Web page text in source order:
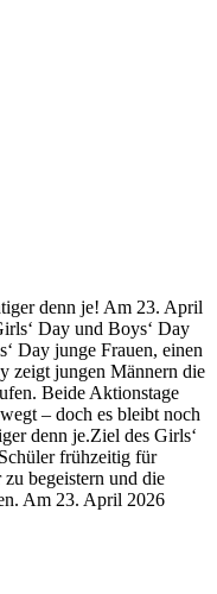
denn je! Am 23. April
Day und Boys‘ Day
Day junge Frauen, einen
zeigt jungen Männern die
Beide Aktionstage
– doch es bleibt noch
denn je.Ziel des Girls‘
frühzeitig für
begeistern und die
Am 23. April 2026